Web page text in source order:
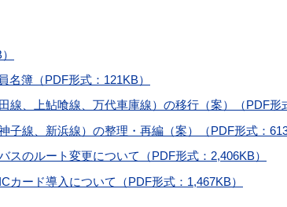
名簿（PDF形式：121KB）
線、上鮎喰線、万代車庫線）の移行（案）（PDF形
子線、新浜線）の整理・再編（案）（PDF形式：
スのルート変更について（PDF形式：2,406KB）
カード導入について（PDF形式：1,467KB）